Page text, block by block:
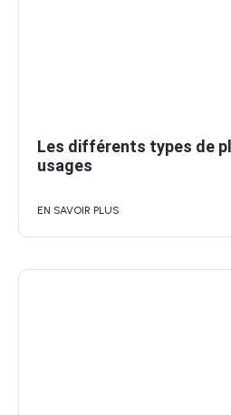
Les différents types de
usages
EN SAVOIR PLUS